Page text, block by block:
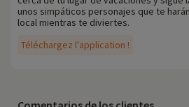
Téléchargez l'application !
unos simpáticos personajes que te
local mientras te diviertes.